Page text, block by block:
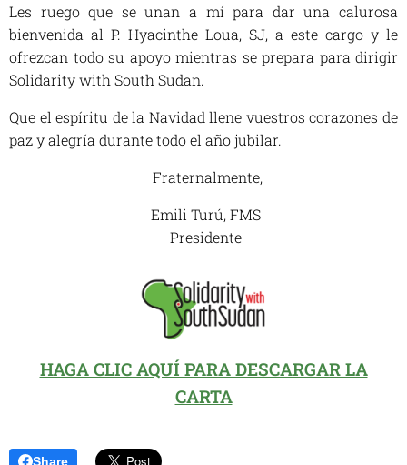
Les ruego que se unan a mí para dar una calurosa
bienvenida al P. Hyacinthe Loua, SJ, a este cargo y le
ofrezcan todo su apoyo mientras se prepara para dirigir
Solidarity with South Sudan.
Que el espíritu de la Navidad llene vuestros corazones de
paz y alegría durante todo el año jubilar.
Fraternalmente,
Emili Turú, FMS
Presidente
HAGA CLIC AQUÍ PARA DESCARGAR LA
CARTA
Share